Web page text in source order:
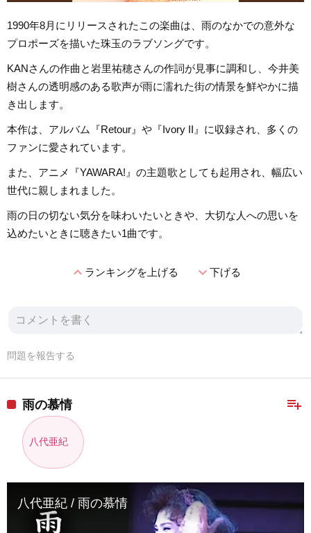
1990年8月にリリースされたこの楽曲は、雨のなかでの意外な
プロポーズを描いた珠玉のラブソングです。
KANさんの作曲と岩里祐穂さんの作詞が見事に調和し、今井美
樹さんの透明感のある歌声が雨に濡れた街の情景を鮮やかに描
き出します。
本作は、アルバム『Retour』や『Ivory II』に収録され、多くの
ファンに愛されています。
また、アニメ『YAWARA!』の主題歌としても起用され、幅広い
世代に親しまれました。
雨の日の切ない気分を味わいたいときや、大切な人への思いを
込めたいときに聴きたい1曲です。
expand_lessランキングを上げる expand_more下げる
問題を報告する
playlist_add
雨の慕情
八代亜紀
八代亜紀 / 雨の慕情